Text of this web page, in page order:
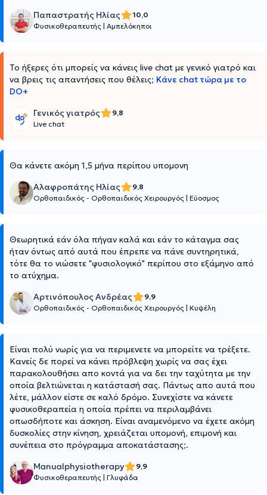
Παπαστρατής Ηλίας
10,0
Φυσικοθεραπευτής Αμπελόκηποι
Το ήξερες ότι μπορείς να κάνεις live chat με γενικό γιατρό και
να βρεις τις απαντήσεις που θέλεις; Κάνε chat τώρα με το
DO+
Γενικός γιατρός
9,8
Live chat
Θα κάνετε ακόμη 1,5 μήνα περίπου υπομονη
Αλαφροπάτης Ηλίας
9,8
Ορθοπαιδικός - Ορθοπαιδικός Χειρουργός Εύοσμος
Θεωρητικά εάν όλα πήγαν καλά και εάν το κάταγμα σας
ήταν όντως από αυτά που έπρεπε να πάνε συντηρητικά,
τότε θα το νιώσετε "φυσιολογικό" περίπου στο εξάμηνο από
το ατύχημα.
Αρτινόπουλος Ανδρέας
9,9
Ορθοπαιδικός - Ορθοπαιδικός Χειρουργός Κυψέλη
Είναι πολύ νωρίς για να περιμενετε να μπορείτε να τρέξετε.
Κανείς δε πορεί να κάνει πρόβλεψη χωρίς να σας έχει
παρακολουθήσει απο κοντά για να δει την ταχύτητα με την
οποία βελτιώνεται η κατάστασή σας. Πάντως απο αυτά που
λέτε, μάλλον είστε σε καλό δρόμο. Συνεχίστε να κάνετε
φυσικοθεραπεία η οποία πρέπει να περιλαμβάνει
οπωσδήποτε και άσκηση. Είναι αναμενόμενο να έχετε ακόμη
δυσκολίες στην κίνηση, χρειάζεται υπομονή, επιμονή και
συνέπεια στο πρόγραμμα αποκατάστασης;.
Manualphysiotherapy
9,9
Φυσικοθεραπευτής Γλυφάδα